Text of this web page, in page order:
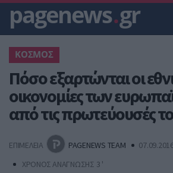
pagenews.gr
ΚΟΣΜΟΣ
Πόσο εξαρτώνται οι
οικονομίες των
από τις πρωτεύουσές
ΕΠΙΜΕΛΕΙΑ PAGENEWS TEAM
ΧΡΟΝΟΣ ΑΝΑΓΝΩΣΗΣ 3 '